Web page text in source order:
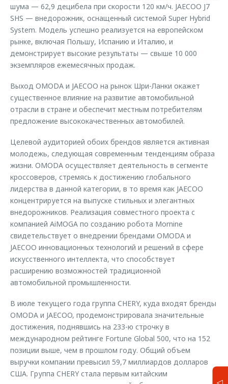
шума — 62,9 децибела при скорости 120 км/ч. JAECOO J7
SHS — внедорожник, оснащенный системой Super Hybrid
System. Модель успешно реализуется на европейском
рынке, включая Польшу, Испанию и Италию, и
демонстрирует высокие результаты — свыше 10 000
экземпляров ежемесячных продаж.
Выход OMODA и JAECOO на рынок Шри-Ланки окажет
существенное влияние на развитие автомобильной
отрасли в стране и обеспечит местным потребителям
предложение высококачественных автомобилей.
Целевой аудиторией обоих брендов является активная
молодежь, следующая современным тенденциям образа
жизни. OMODA осуществляет деятельность в сегменте
кроссоверов, стремясь к достижению глобального
лидерства в данной категории, в то время как JAECOO
концентрируется на выпуске стильных и элегантных
внедорожников. Реализация совместного проекта с
компанией AiMOGA по созданию робота Mornine
свидетельствует о внедрении брендами OMODA и
JAECOO инновационных технологий и решений в сфере
искусственного интеллекта, что способствует
расширению возможностей традиционной
автомобильной промышленности.
В июле текущего года группа CHERY, куда входят бренды
OMODA и JAECOO, продемонстрировала значительные
достижения, поднявшись на 233-ю строчку в
международном рейтинге Fortune Global 500, что на 152
позиции выше, чем в прошлом году. Общий объем
выручки компании превысил 59,7 миллиардов долларов
США. Группа CHERY стала первым китайским